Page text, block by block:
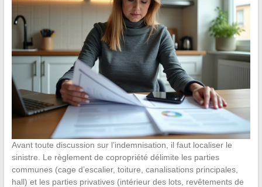
Avant toute discussion sur l’indemnisation, il faut localiser le
sinistre. Le règlement de copropriété délimite les parties
communes (cage d’escalier, toiture, canalisations principales,
hall) et les parties privatives (intérieur des lots, revêtements de